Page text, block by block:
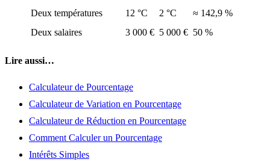
Deux températures 12 °C 2 °C
≈ 142,9 %
Deux salaires
3 000 € 5 000 € 50 %
Lire aussi…
Calculateur de Pourcentage
Calculateur de Variation en Pourcentage
Calculateur de Réduction en Pourcentage
Comment Calculer un Pourcentage
Intérêts Simples